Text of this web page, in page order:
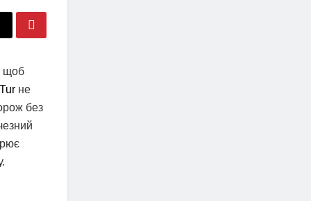
щоб
не
без